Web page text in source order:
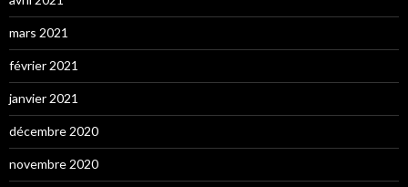
mars 2021
février 2021
janvier 2021
décembre 2020
novembre 2020